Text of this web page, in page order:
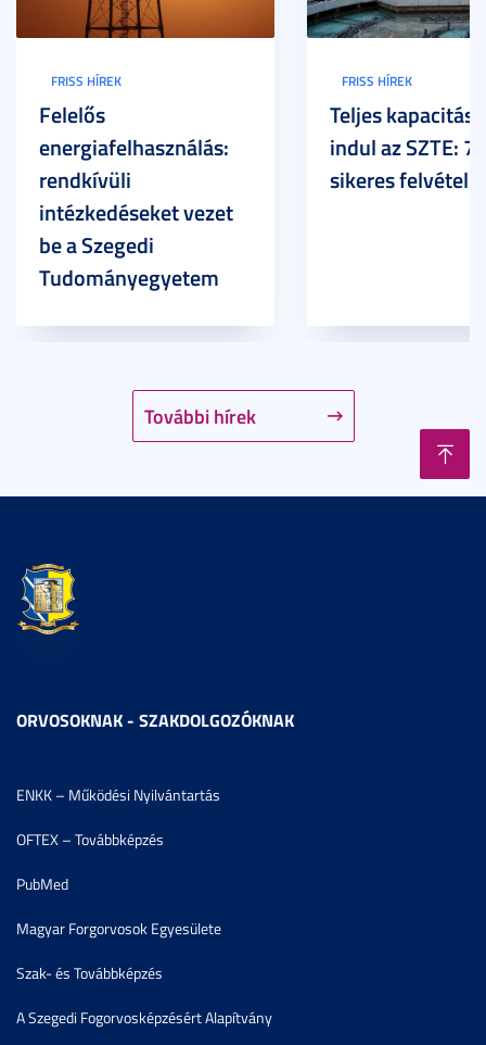
További hírek
FRISS HÍREK
Felelős
energiafelhasználás:
rendkívüli
intézkedéseket vezet
be a Szegedi
Tudományegyetem
FRISS HÍREK
Teljes
indul az SZTE:
sikeres
ORVOSOKNAK - SZAKDOLGOZÓKNAK
ENKK – Működési Nyilvántartás
OFTEX – Továbbképzés
PubMed
Magyar Forgorvosok Egyesülete
Szak- és Továbbképzés
A Szegedi Fogorvosképzésért Alapítvány